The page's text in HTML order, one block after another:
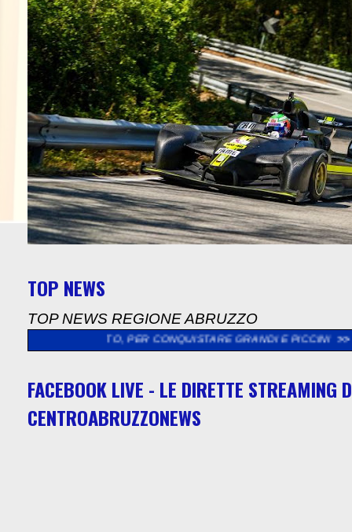
TOP NEWS
TOP NEWS REGIONE ABRUZZO
PER CONQUISTARE GRANDI E PICCINI >>
FACEBOOK LIVE - LE DIRETTE STREAMING
CENTROABRUZZONEWS